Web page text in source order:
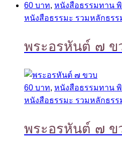
60 บาท, หนังสือธรรมทาน
หนังสือธรรมะ รวมหลักธร
พระอรหันต์ ๗ ข
60 บาท, หนังสือธรรมทาน
หนังสือธรรมะ รวมหลักธร
พระอรหันต์ ๗ ข